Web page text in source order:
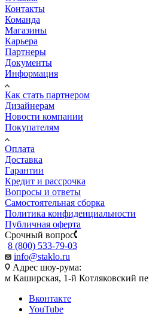
Контакты
Команда
Магазины
Карьера
Партнеры
Документы
Информация
Как стать партнером
Дизайнерам
Новости компании
Покупателям
Оплата
Доставка
Гарантии
Кредит и рассрочка
Вопросы и ответы
Самостоятельная сборка
Политика конфиденциальности
Публичная оферта
Срочный вопрос
8 (800) 533-79-03
info@staklo.ru
Адрес шоу-рума:
м Каширская, 1-й Котляковский
Вконтакте
YouTube